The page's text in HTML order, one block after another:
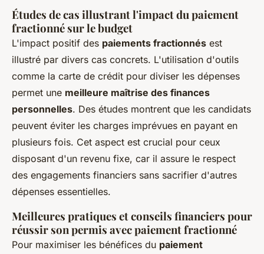
Études de cas illustrant l'impact du paiement
fractionné sur le budget
L'impact positif des paiements fractionnés est
illustré par divers cas concrets. L'utilisation d'outils
comme la carte de crédit pour diviser les dépenses
permet une meilleure maîtrise des finances
personnelles. Des études montrent que les candidats
peuvent éviter les charges imprévues en payant en
plusieurs fois. Cet aspect est crucial pour ceux
disposant d'un revenu fixe, car il assure le respect
des engagements financiers sans sacrifier d'autres
dépenses essentielles.
Meilleures pratiques et conseils financiers pour
réussir son permis avec paiement fractionné
Pour maximiser les bénéfices du paiement